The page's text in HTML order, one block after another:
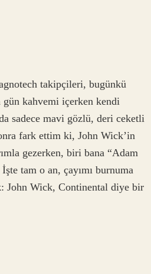
takipçileri, bugünkü
gün kahvemi içerken kendi
sadece mavi gözlü, deri ceketli
fark ettim ki, John Wick’in
gezerken, biri bana “Adam
tam o an, çayımı burnuma
John Wick, Continental diye bir